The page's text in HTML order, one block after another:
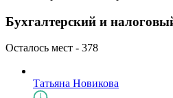
Бухгалтерский и
Осталось мест - 378
Татьяна Новикова